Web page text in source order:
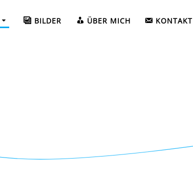
BILDER ÜBER MICH KONTAKT